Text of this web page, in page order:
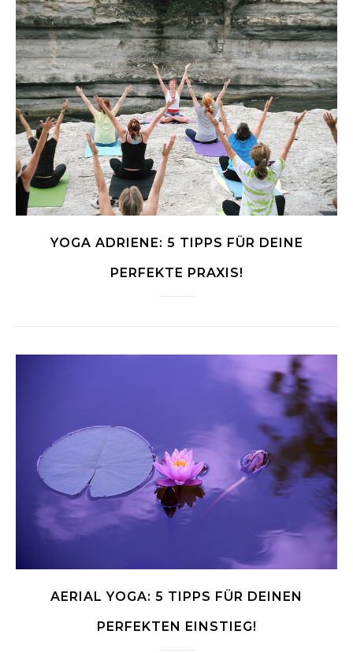
YOGA ADRIENE: 5 TIPPS FÜR DEINE
PERFEKTE PRAXIS!
AERIAL YOGA: 5 TIPPS FÜR DEINEN
PERFEKTEN EINSTIEG!